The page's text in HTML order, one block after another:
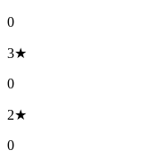
0
3★
0
2★
0